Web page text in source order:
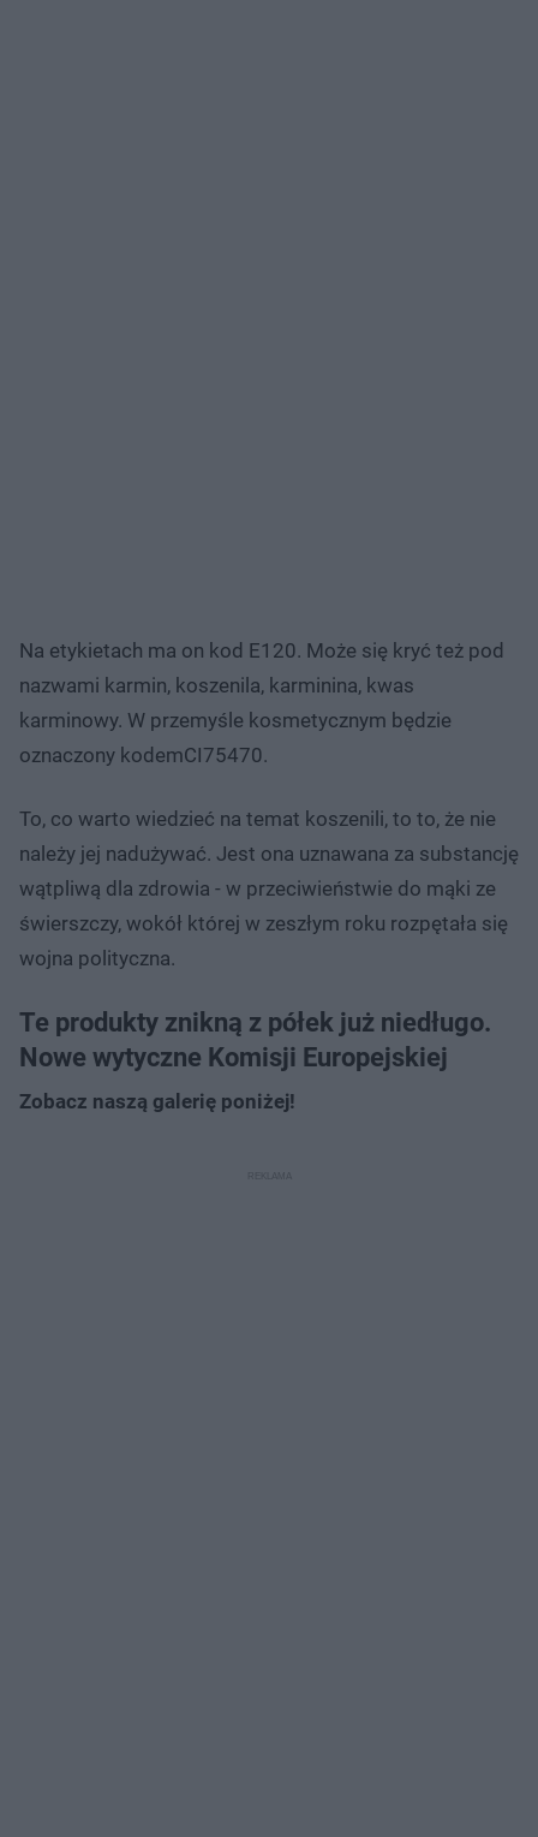
Na etykietach ma on kod E120. Może się kryć też pod
nazwami karmin, koszenila, karminina, kwas
karminowy. W przemyśle kosmetycznym będzie
oznaczony kodemCI75470.
To, co warto wiedzieć na temat koszenili, to to, że nie
należy jej nadużywać. Jest ona uznawana za substancję
wątpliwą dla zdrowia - w przeciwieństwie do mąki ze
świerszczy, wokół której w zeszłym roku rozpętała się
wojna polityczna.
Te produkty znikną z półek już niedługo.
Nowe wytyczne Komisji Europejskiej
Zobacz naszą galerię poniżej!